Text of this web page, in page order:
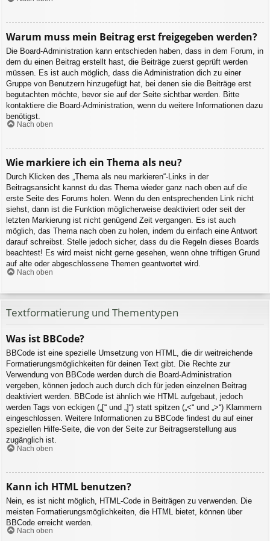
Warum muss mein Beitrag erst freigegeben werden?
Die Board-Administration kann entschieden haben, dass in dem Forum, in
dem du einen Beitrag erstellt hast, die Beiträge zuerst geprüft werden
müssen. Es ist auch möglich, dass die Administration dich zu einer
Gruppe von Benutzern hinzugefügt hat, bei denen sie die Beiträge erst
begutachten möchte, bevor sie auf der Seite sichtbar werden. Bitte
kontaktiere die Board-Administration, wenn du weitere Informationen dazu
benötigst.
Nach oben
Wie markiere ich ein Thema als neu?
Durch Klicken des „Thema als neu markieren“-Links in der
Beitragsansicht kannst du das Thema wieder ganz nach oben auf die
erste Seite des Forums holen. Wenn du den entsprechenden Link nicht
siehst, dann ist die Funktion möglicherweise deaktiviert oder seit der
letzten Markierung ist nicht genügend Zeit vergangen. Es ist auch
möglich, das Thema nach oben zu holen, indem du einfach eine Antwort
darauf schreibst. Stelle jedoch sicher, dass du die Regeln dieses Boards
beachtest! Es wird meist nicht gerne gesehen, wenn ohne triftigen Grund
auf alte oder abgeschlossene Themen geantwortet wird.
Nach oben
Textformatierung und Thementypen
Was ist BBCode?
BBCode ist eine spezielle Umsetzung von HTML, die dir weitreichende
Formatierungsmöglichkeiten für deinen Text gibt. Die Rechte zur
Verwendung von BBCode werden durch die Board-Administration
vergeben, können jedoch auch durch dich für jeden einzelnen Beitrag
deaktiviert werden. BBCode ist ähnlich wie HTML aufgebaut, jedoch
werden Tags von eckigen („[“ und „]“) statt spitzen („<“ und „>“) Klammern
eingeschlossen. Weitere Informationen zu BBCode findest du auf einer
speziellen Hilfe-Seite, die von der Seite zur Beitragserstellung aus
zugänglich ist.
Nach oben
Kann ich HTML benutzen?
Nein, es ist nicht möglich, HTML-Code in Beiträgen zu verwenden. Die
meisten Formatierungsmöglichkeiten, die HTML bietet, können über
BBCode erreicht werden.
Nach oben